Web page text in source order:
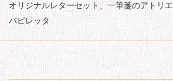
オリジナルレターセット、一筆箋のアトリエ
パピレッタ